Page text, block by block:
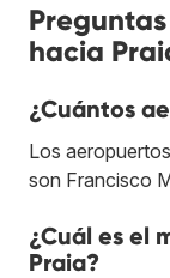
hacia
¿Cuántos
Los
son Francisco
¿Cuál es el
Praia?